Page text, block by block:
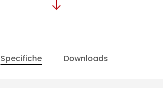
Specifiche Downloads